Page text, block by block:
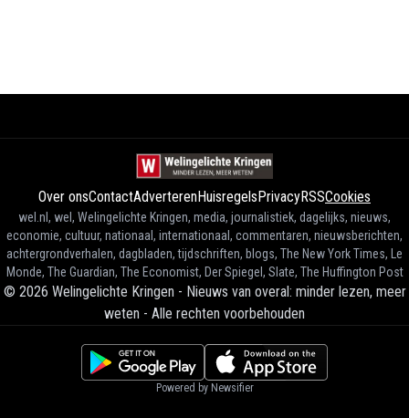
Over onsContactAdverterenHuisregelsPrivacyRSSCookies
wel.nl, wel, Welingelichte Kringen, media, journalistiek, dagelijks, nieuws,
economie, cultuur, nationaal, internationaal, commentaren, nieuwsberichten,
achtergrondverhalen, dagbladen, tijdschriften, blogs, The New York Times, Le
Monde, The Guardian, The Economist, Der Spiegel, Slate, The Huffington Post
© 2026 Welingelichte Kringen - Nieuws van overal: minder lezen, meer
weten - Alle rechten voorbehouden
Powered by Newsifier